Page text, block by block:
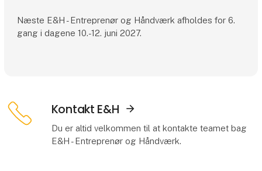
Næste E&H - Entreprenør og Håndværk afholdes for 6.
gang i dagene 10.-12. juni 2027.
Kontakt E&H
Du er altid velkommen til at kontakte teamet bag
E&H - Entreprenør og Håndværk.